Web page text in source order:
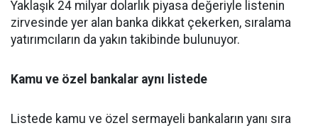
Yaklaşık 24 milyar dolarlık piyasa değeriyle listenin
zirvesinde yer alan banka dikkat çekerken, sıralama
yatırımcıların da yakın takibinde bulunuyor.
Kamu ve özel bankalar aynı listede
Listede kamu ve özel sermayeli bankaların yanı sıra